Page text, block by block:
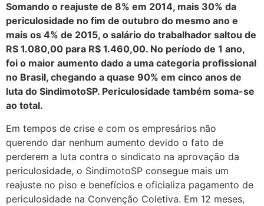
Somando o reajuste de 8% em 2014, mais 30% da
periculosidade no fim de outubro do mesmo ano e
mais os 4% de 2015, o salário do trabalhador saltou de
RS 1.080,00 para R$ 1.460,00. No período de 1 ano,
foi o maior aumento dado a uma categoria profissional
no Brasil, chegando a quase 90% em cinco anos de
luta do SindimotoSP. Periculosidade também soma-se
ao total.
Em tempos de crise e com os empresários não
querendo dar nenhum aumento devido o fato de
perderem a luta contra o sindicato na aprovação da
periculosidade, o SindimotoSP consegue mais um
reajuste no piso e benefícios e oficializa pagamento de
periculosidade na Convenção Coletiva. Em 12 meses,